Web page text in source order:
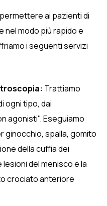
ai pazienti di
nel modo più rapido e
i seguenti servizi
Trattiamo
ogni tipo, dai
agonisti". Eseguiamo
ginocchio, spalla, gomito
della cuffia dei
del menisco e la
crociato anteriore